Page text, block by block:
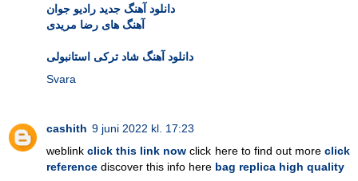
دانلود آهنگ جدید رادیو جوان
آهنگ های رضا مریدی
دانلود آهنگ شاد ترکی استانبولی
Svara
cashith 9 juni 2022 kl. 17:23
weblinkclick this link now click here to find out moreclick
reference discover this info here bag replica high quality